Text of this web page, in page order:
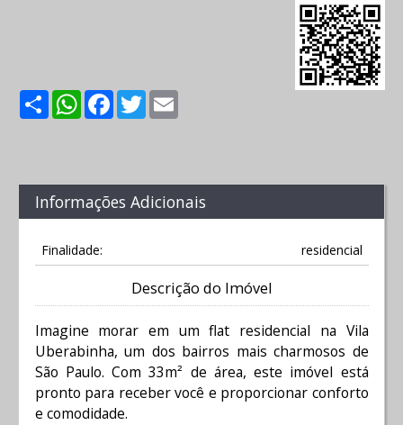
ShareWhatsApp
Facebook
Twitter
Informações Adicionais
Finalidade: residencial
Descrição do Imóvel
Imagine morar em um flat residencial na Vila
Uberabinha, um dos bairros mais charmosos de
São Paulo. Com 33m² de área, este imóvel está
pronto para receber você e proporcionar conforto
e comodidade.